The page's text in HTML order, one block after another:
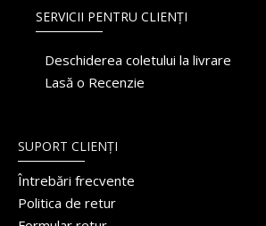
SERVICII PENTRU CLIENȚI
Deschiderea coletului la livrare
Lasă o Recenzie
SUPORT CLIENȚI
Întrebări frecvente
Politica de retur